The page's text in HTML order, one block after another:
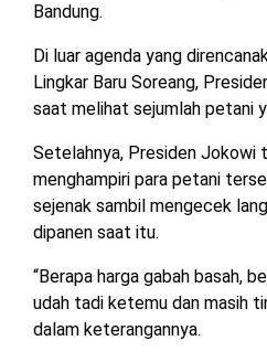
Bandung.
Di luar agenda yang
Lingkar Baru Soreang,
saat melihat sejumlah petani
Setelahnya, Presiden Jokowi
menghampiri para petani
sejenak sambil mengecek
dipanen saat itu.
“Berapa harga gabah basah,
udah tadi ketemu dan masih
dalam keterangannya.